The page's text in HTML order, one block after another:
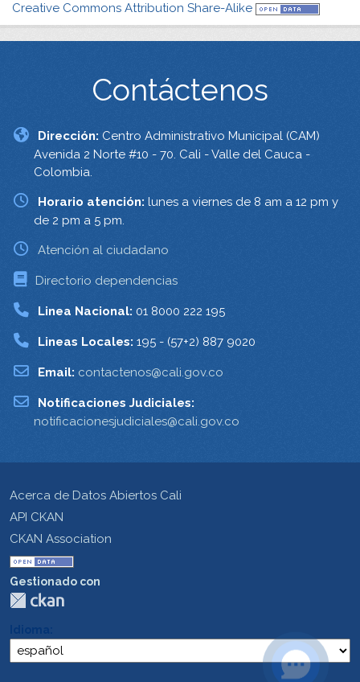
Creative Commons Attribution Share-Alike
Contáctenos
Dirección: Centro Administrativo Municipal (CAM)
Avenida 2 Norte #10 - 70. Cali - Valle del Cauca -
Colombia.
Horario atención: lunes a viernes de 8 am a 12 pm y
de 2 pm a 5 pm.
Atención al ciudadano
Directorio dependencias
Linea Nacional: 01 8000 222 195
Lineas Locales: 195 - (57+2) 887 9020
Email: contactenos@cali.gov.co
Notificaciones Judiciales:
notificacionesjudiciales@cali.gov.co
Acerca de Datos Abiertos Cali
API CKAN
CKAN Association
Gestionado con